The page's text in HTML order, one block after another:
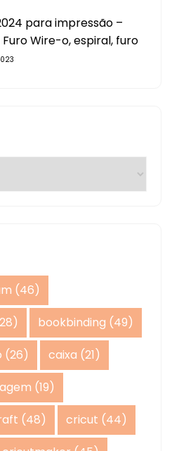
para impressão –
Wire-o, espiral, furo
(46)
bookbinding (49)
(26) caixa (21)
(19)
(48) cricut (44)